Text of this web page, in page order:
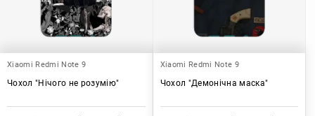
Xiaomi Redmi Note 9
Чохол "Нічого не розумію"
Xiaomi Redmi Note 9
Чохол "Демонічна маска"